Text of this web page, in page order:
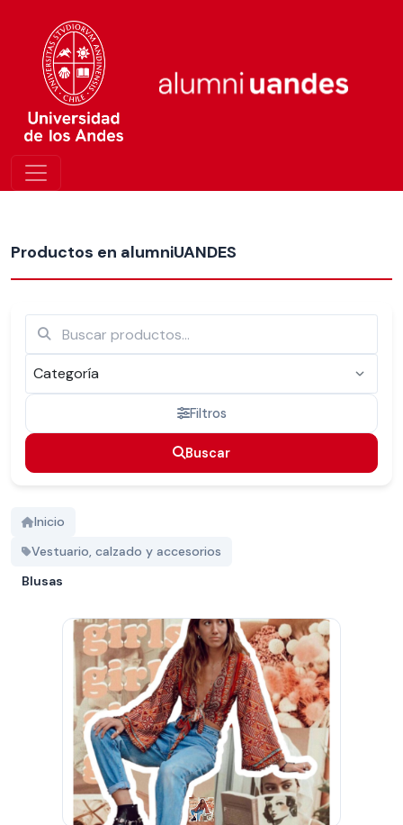
Productos en alumniUANDES
Filtros
Buscar
Inicio
Vestuario, calzado y accesorios
Blusas